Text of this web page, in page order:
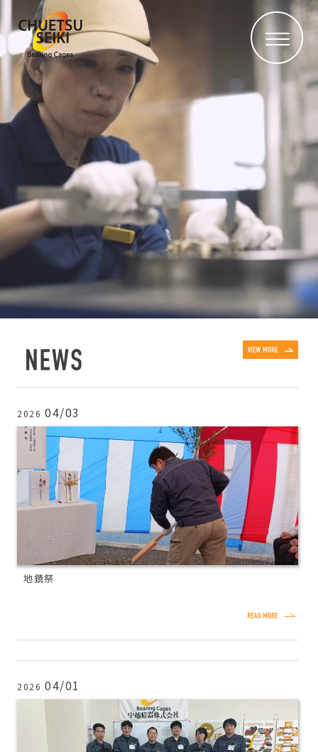
2026 04/03
地鎮祭
2026 04/01